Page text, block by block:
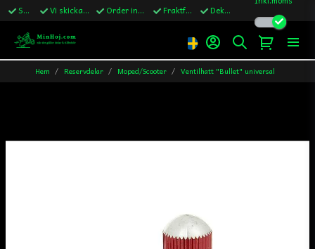
Snabba leveranser Vi skickar till Sverige,Danmark & Finland Order innan kl.13 skickas samma vardag Fraktfritt över 1200kr till Sverige Dekaler ingår i alla ordrar
Hem Reservdelar Moped/Scooter Ventilhatt "Bullet" universal